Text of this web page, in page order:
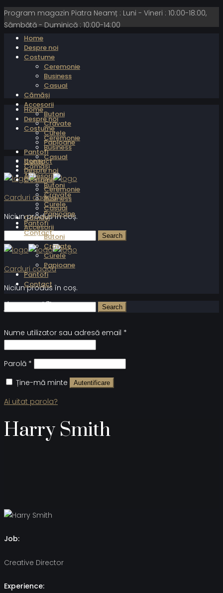
Program magazin Piatra Neamț : Luni - Vineri : 10:00-18:00,
Sâmbătă - Duminică : 10:00-14:00
Home
Despre noi
Costume
Ceremonie
Business
Casual
Cămăși
Accesorii
Butoni
Cravate
Curele
Papioane
Pantofi
Contact
Carduri cadou
Niciun produs în coș.
Home
Despre noi
Costume
Ceremonie
Business
Casual
Cămăși
Accesorii
Butoni
Cravate
Curele
Papioane
Pantofi
Contact
Carduri cadou
Niciun produs în coș.
Home
Despre noi
Costume
Ceremonie
Business
Casual
Cămăși
Accesorii
Butoni
Cravate
Curele
Papioane
Pantofi
Contact
Autentificare
Nume utilizator sau adresă email *
Parolă *
Ține-mă minte
Autentificare
Ai uitat parola?
Harry Smith
Job:
Creative Director
Experience: